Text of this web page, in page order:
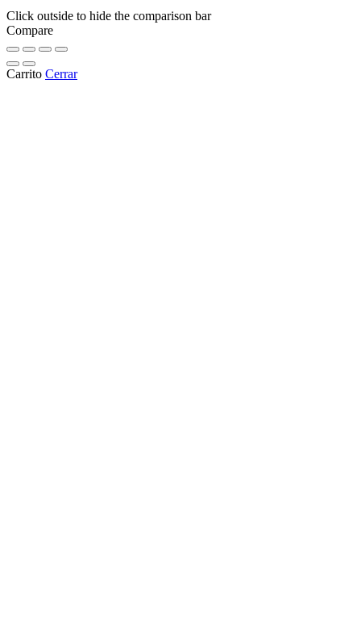
Click outside to hide the comparison bar
Compare
Carrito Cerrar